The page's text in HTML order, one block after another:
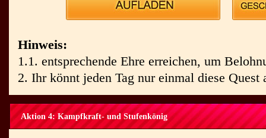
Hinweis:
1.1. entsprechende Ehre erreichen, um
2. Ihr könnt jeden Tag nur einmal diese Quest
Aktion 4: Kampfkraft- und Stufenkönig